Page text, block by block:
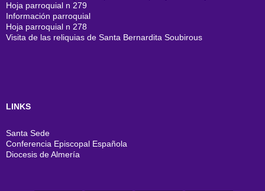
Hoja parroquial n 279
Información parroquial
Hoja parroquial n 278
Visita de las reliquias de Santa Bernardita Soubirous
LINKS
Santa Sede
Conferencia Episcopal Española
Diocesis de Almería